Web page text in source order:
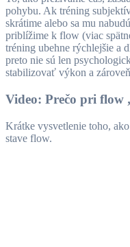
pohybu. Ak tréning
skrátime alebo sa mu
priblížime k flow (viac
tréning ubehne rýchlejšie a
preto nie sú len
stabilizovať výkon a
Video: Prečo pri flow
Krátke vysvetlenie toho,
stave flow.